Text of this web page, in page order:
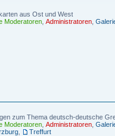
aus Ost und West
Moderatoren Administratoren
zum Thema deutsch-deutsche
Moderatoren Administratoren
Treffurt